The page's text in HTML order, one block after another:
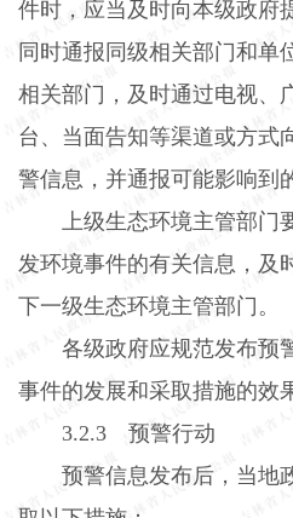
件时，应当及时向本级政府
同时通报同级相关部门和单
相关部门，及时通过电视、
台、当面告知等渠道或方式
警信息，并通报可能影响到
上级生态环境主管部
发环境事件的有关信息，及
下一级生态环境主管部门。
各级政府应规范发布预
事件的发展和采取措施的效
3.2.3 预警行动
预警信息发布后，当地